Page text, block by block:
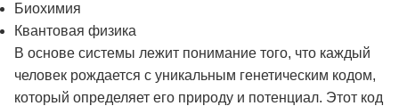
Биохимия
Квантовая физика
В основе системы лежит понимание того, что каждый
человек рождается с уникальным генетическим кодом,
который определяет его природу и потенциал. Этот код